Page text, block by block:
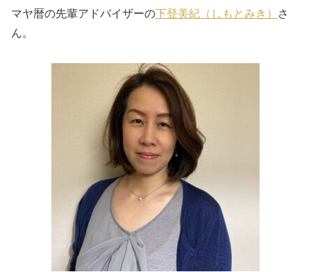
マヤ暦の先輩アドバイザーの下登美紀（しもとみき）
さ
ん。